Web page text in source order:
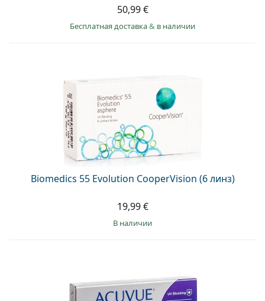
50,99 €
Бесплатная доставка& в наличии
Biomedics 55 Evolution CooperVision (6 линз)
19,99 €
в наличии